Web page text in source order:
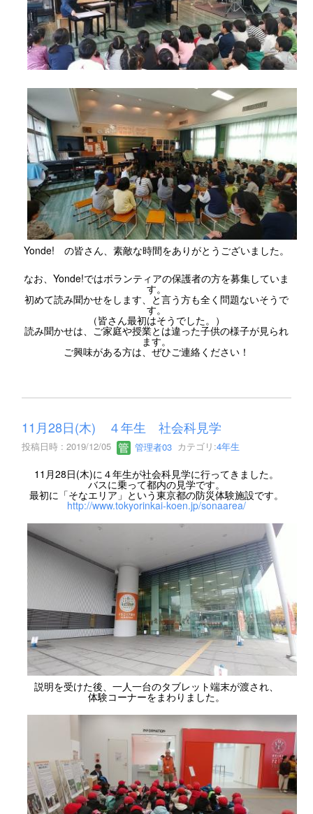
Yonde! の皆さん、素敵な時間をありがとうございました。
なお、Yonde!ではボランティアの保護者の方を募集していま
す。
初めて読み聞かせをします、と言う方も全く問題ないそうで
す。
（皆さん最初はそうでした。）
読み聞かせは、ご家庭や授業とは違った子供の様子が見られ
ます。
ご興味がある方は、ぜひご連絡ください！
11月28日(木) ４年生 社会科見学
投稿日時 : 2019/12/05 管理者03 カテゴリ:4年生
11月28日(木)に４年生が社会科見学に行ってきました。
バスに乗って都内の見学です。
最初に「そなエリア」という東京都の防災体験施設です。
http://www.tokyorinkai-koen.jp/sonaarea/
説明を受けた後、一人一台のタブレット端末が渡され、
体験コーナーをまわりました。